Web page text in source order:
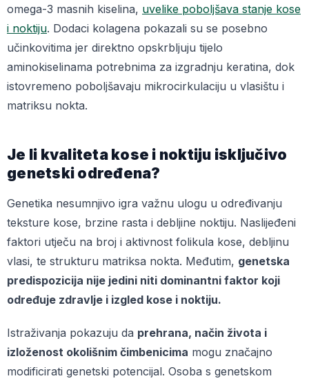
omega-3 masnih kiselina, uvelike poboljšava stanje kose
i noktiju. Dodaci kolagena pokazali su se posebno
učinkovitima jer direktno opskrbljuju tijelo
aminokiselinama potrebnima za izgradnju keratina, dok
istovremeno poboljšavaju mikrocirkulaciju u vlasištu i
matriksu nokta.
Je li kvaliteta kose i noktiju isključivo
genetski određena?
Genetika nesumnjivo igra važnu ulogu u određivanju
teksture kose, brzine rasta i debljine noktiju. Naslijeđeni
faktori utječu na broj i aktivnost folikula kose, debljinu
vlasi, te strukturu matriksa nokta. Međutim, genetska
predispozicija nije jedini niti dominantni faktor koji
određuje zdravlje i izgled kose i noktiju.
Istraživanja pokazuju da prehrana, način života i
izloženost okolišnim čimbenicima mogu značajno
modificirati genetski potencijal. Osoba s genetskom